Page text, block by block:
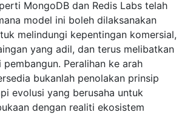
MongoDB dan Redis Labs telah
model ini boleh dilaksanakan
melindungi kepentingan komersial,
yang adil, dan terus melibatkan
Peralihan ke arah
bukanlah penolakan prinsip
evolusi yang berusaha untuk
dengan realiti ekosistem